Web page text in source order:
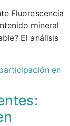
Fluorescencia
mineral
El análisis